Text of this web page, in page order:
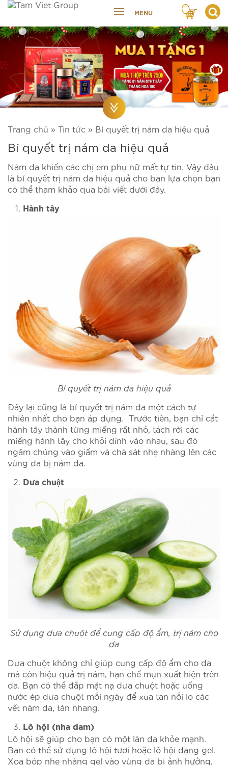
MENU
Trang chủ » Tin tức » Bí quyết trị nám da hiệu quả
Bí quyết trị nám da hiệu quả
Nám da khiến các chị em phụ nữ mất tự tin. Vậy đâu
là bí quyết trị nám da hiệu quả cho bạn lựa chọn bạn
có thể tham khảo qua bài viết dưới đây.
Hành tây
Bí quyết trị nám da hiệu quả
Đây lại cũng là bí quyết trị nám da một cách tự
nhiên nhất cho bạn áp dụng. Trước tiên, bạn chỉ cắt
hành tây thành từng miếng rất nhỏ, tách rời các
miếng hành tây cho khỏi dính vào nhau, sau đó
ngâm chúng vào giấm và chà sát nhẹ nhàng lên các
vùng da bị nám da.
Dưa chuột
Sử dụng dưa chuột để cung cấp độ ẩm, trị nám cho
da
Dưa chuột không chỉ giúp cung cấp độ ẩm cho da
mà còn hiệu quả trị nám, hạn chế mụn xuất hiện trên
da. Bạn có thể đắp mặt nạ dưa chuột hoặc uống
nước ép dưa chuột mỗi ngày để xua tan nỗi lo các
vết nám da, tàn nhang.
Lô hội (nha đam)
Lô hội sẽ giúp cho bạn có một làn da khỏe mạnh.
Bạn có thể sử dụng lô hội tươi hoặc lô hội dạng gel.
Xoa bóp nhẹ nhàng gel vào vùng da bị ảnh hưởng,